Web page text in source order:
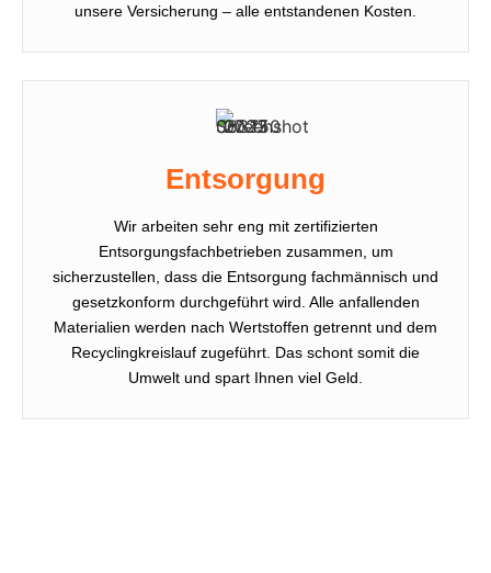
unsere Versicherung – alle entstandenen Kosten.
Entsorgung
Wir arbeiten sehr eng mit zertifizierten
Entsorgungsfachbetrieben zusammen, um
sicherzustellen, dass die Entsorgung fachmännisch und
gesetzkonform durchgeführt wird. Alle anfallenden
Materialien werden nach Wertstoffen getrennt und dem
Recyclingkreislauf zugeführt. Das schont somit die
Umwelt und spart Ihnen viel Geld.